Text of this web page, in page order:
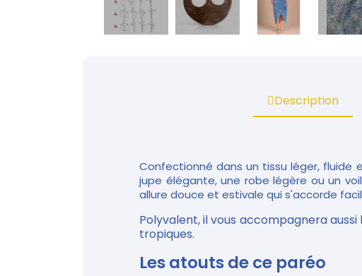
Description
Confectionné dans un tissu léger,
jupe élégante, une robe légère ou un
allure douce et estivale qui s'accorde
Polyvalent, il vous accompagnera
tropiques.
Les atouts de ce paréo